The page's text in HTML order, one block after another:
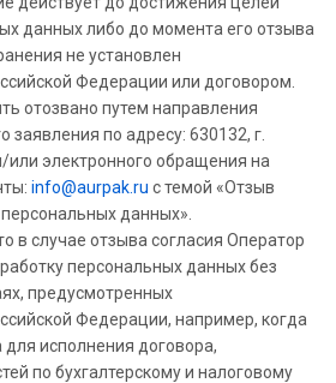
данных либо до момента его отзыва
не установлен
Федерации или договором.
отозвано путем направления
заявления по адресу: 630132, г.
или электронного обращения на
info@aurpak.ru с темой «Отзыв
данных».
в случае отзыва согласия Оператор
персональных данных без
предусмотренных
Федерации, например, когда
исполнения договора,
по бухгалтерскому и налоговому